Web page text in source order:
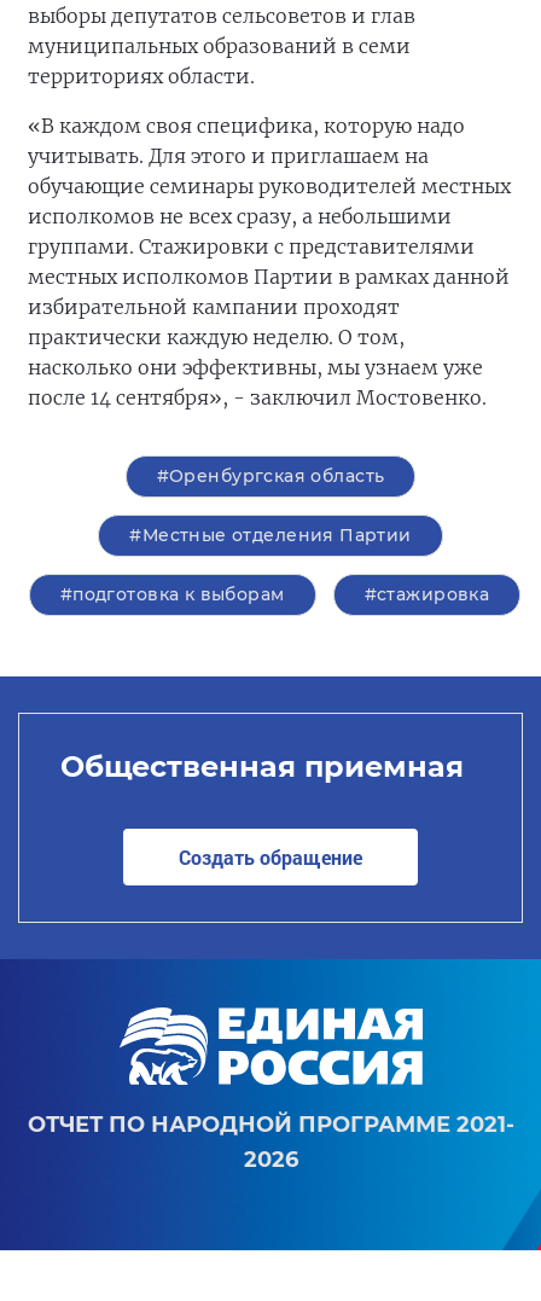
выборы депутатов сельсоветов и глав
муниципальных образований в семи
территориях области.
«В каждом своя специфика, которую надо
учитывать. Для этого и приглашаем на
обучающие семинары руководителей местных
исполкомов не всех сразу, а небольшими
группами. Стажировки с представителями
местных исполкомов Партии в рамках данной
избирательной кампании проходят
практически каждую неделю. О том,
насколько они эффективны, мы узнаем уже
после 14 сентября», - заключил Мостовенко.
#Оренбургская область
#Местные отделения Партии
#подготовка к выборам #стажировка
Общественная приемная
Создать обращение
ОТЧЕТ ПО НАРОДНОЙ ПРОГРАММЕ 2021-
2026